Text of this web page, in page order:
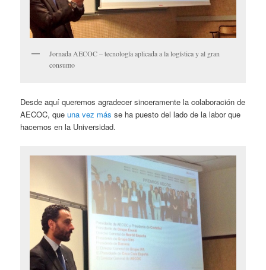
Jornada AECOC – tecnología aplicada a la logística y al gran
consumo
Desde aquí queremos agradecer sinceramente la colaboración de
AECOC, queuna vez más se ha puesto del lado de la labor que
hacemos en la Universidad.